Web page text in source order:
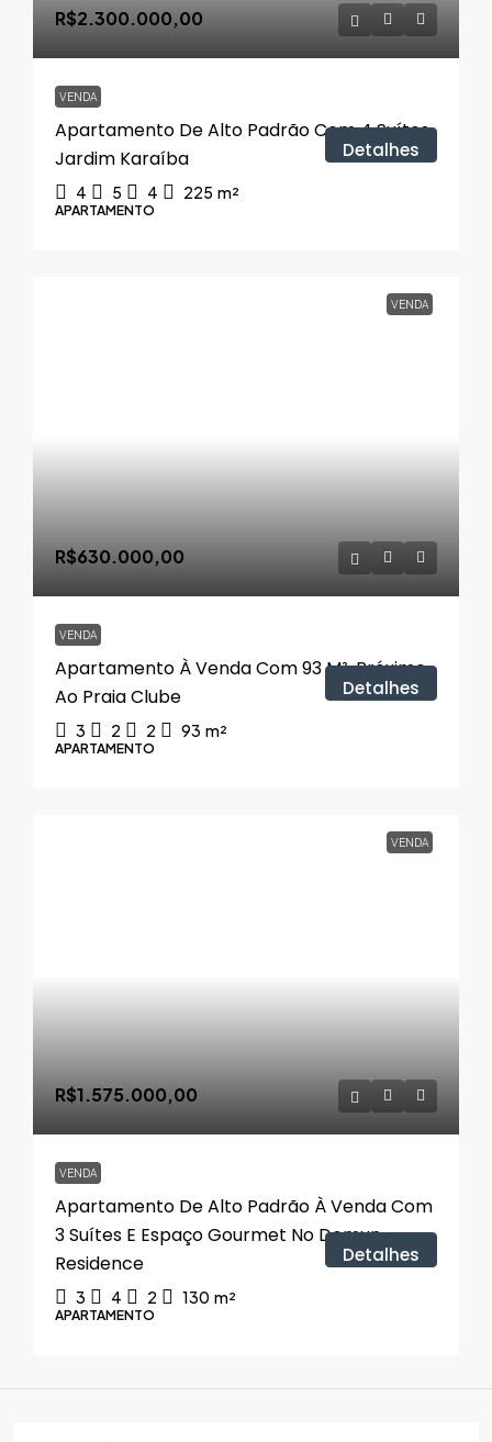
R$2.300.000,00
VENDA
Apartamento De Alto Padrão Com 4 Suítes,
Jardim Karaíba
4 5 4 225 m²
APARTAMENTO
Detalhes
VENDA
R$630.000,00
VENDA
Apartamento À Venda Com 93 M², Próximo
Ao Praia Clube
3 2 2 93 m²
APARTAMENTO
Detalhes
VENDA
R$1.575.000,00
VENDA
Apartamento De Alto Padrão À Venda Com
3 Suítes E Espaço Gourmet No Domun
Residence
3 4 2 130 m²
APARTAMENTO
Detalhes